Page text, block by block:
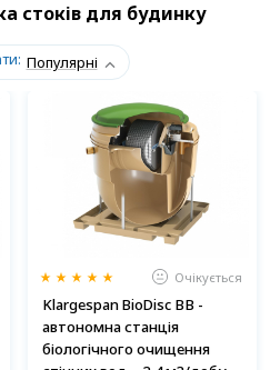
стоків для будинку
Популярні
Очікується
Klargespan BioDisc ВВ -
автономна станція
біологічного очищення